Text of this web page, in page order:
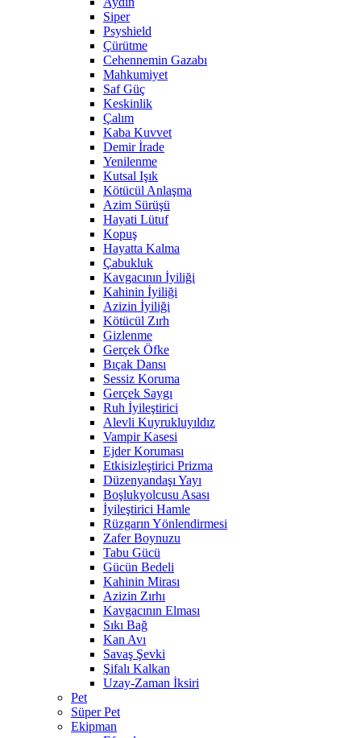
Siper
Psyshield
Çürütme
Cehennemin Gazabı
Mahkumiyet
Saf Güç
Keskinlik
Çalım
Kaba Kuvvet
Demir İrade
Yenilenme
Kutsal Işık
Kötücül Anlaşma
Azim Sürüşü
Hayati Lütuf
Kopuş
Hayatta Kalma
Çabukluk
Kavgacının İyiliği
Kahinin İyiliği
Azizin İyiliği
Kötücül Zırh
Gizlenme
Gerçek Öfke
Bıçak Dansı
Sessiz Koruma
Gerçek Saygı
Ruh İyileştirici
Alevli Kuyrukluyıldız
Vampir Kasesi
Ejder Koruması
Etkisizleştirici Prizma
Düzenyandaşı Yayı
Boşlukyolcusu Asası
İyileştirici Hamle
Rüzgarın Yönlendirmesi
Zafer Boynuzu
Tabu Gücü
Gücün Bedeli
Kahinin Mirası
Azizin Zırhı
Kavgacının Elması
Sıkı Bağ
Kan Avı
Savaş Şevki
Şifalı Kalkan
Uzay-Zaman İksiri
Pet
Süper Pet
Ekipman